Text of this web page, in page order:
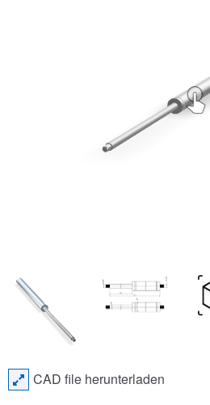
CAD file herunterladen